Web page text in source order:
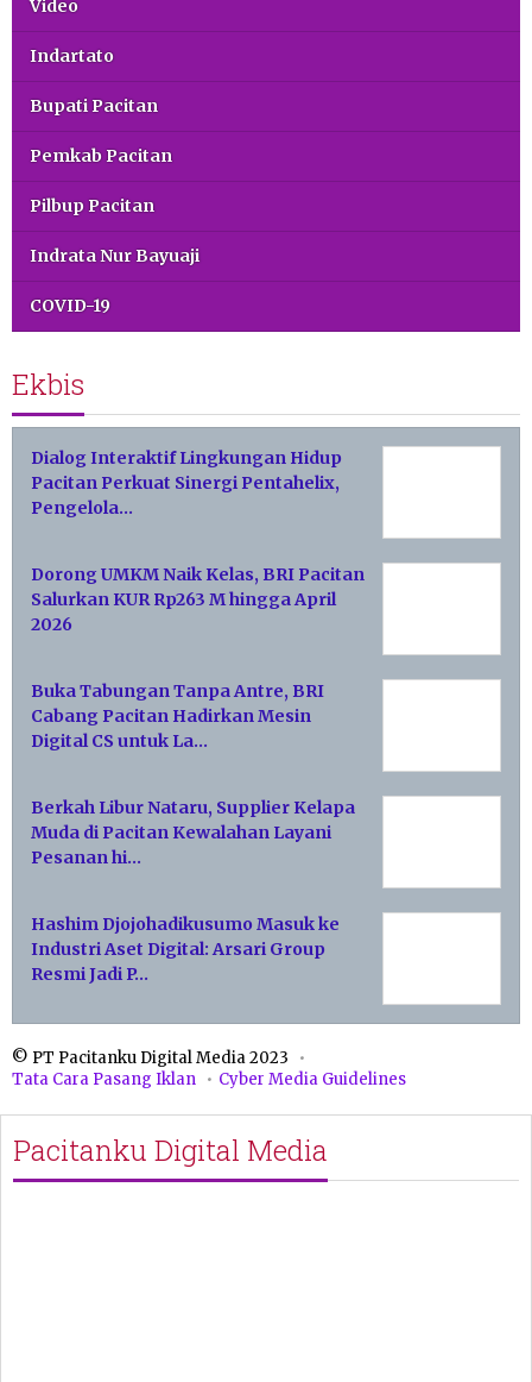
Video
Indartato
Bupati Pacitan
Pemkab Pacitan
Pilbup Pacitan
Indrata Nur Bayuaji
COVID-19
Ekbis
Dialog Interaktif Lingkungan Hidup
Pacitan Perkuat Sinergi Pentahelix,
Pengelola…
Dorong UMKM Naik Kelas, BRI Pacitan
Salurkan KUR Rp263 M hingga April
2026
Buka Tabungan Tanpa Antre, BRI
Cabang Pacitan Hadirkan Mesin
Digital CS untuk La…
Berkah Libur Nataru, Supplier Kelapa
Muda di Pacitan Kewalahan Layani
Pesanan hi…
Hashim Djojohadikusumo Masuk ke
Industri Aset Digital: Arsari Group
Resmi Jadi P…
© PT Pacitanku Digital Media 2023
Tata Cara Pasang Iklan
Cyber Media Guidelines
Pacitanku Digital Media